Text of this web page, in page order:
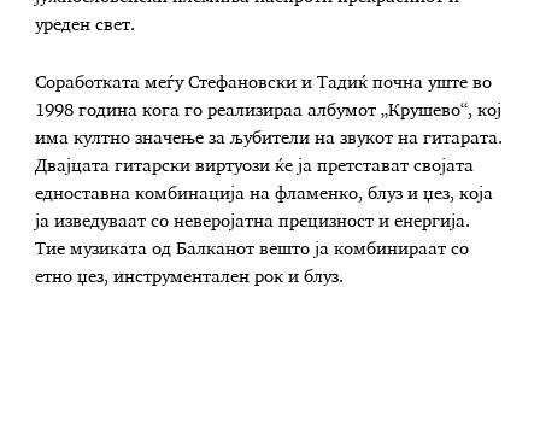
уреден свет.
Соработката меѓу Стефановски и Тадиќ почна уште во
1998 година кога го реализираа албумот „Крушево“, кој
има култно значење за љубители на звукот на гитарата.
Двајцата гитарски виртуози ќе ја претстават својата
едноставна комбинација на фламенко, блуз и џез, која
ја изведуваат со неверојатна прецизност и енергија.
Тие музиката од Балканот вешто ја комбинираат со
етно џез, инструментален рок и блуз.